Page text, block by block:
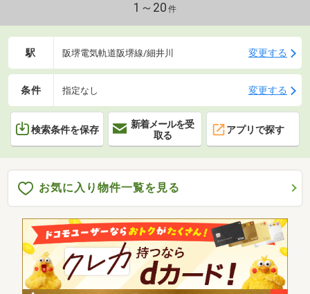
1～20 件
駅 阪堺電気軌道阪堺線/細井川 変更する
条件 指定なし 変更する
検索条件を保存
新着メールを受
取る
アプリで探す
お気に入り物件一覧を見る